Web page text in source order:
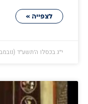
לצפייה »
י״ג בכסלו ה׳תשע״ד (נובמבר 26,